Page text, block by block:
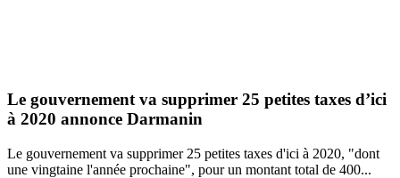
Le gouvernement va supprimer 25 petites taxes d’ici
à 2020 annonce Darmanin
Le gouvernement va supprimer 25 petites taxes d'ici à 2020, "dont
une vingtaine l'année prochaine", pour un montant total de 400...